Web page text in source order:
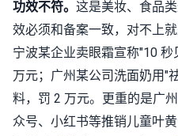
功效不符。 这是美妆、食品
效必须和备案一致，对不上
宁波某企业卖眼霜宣称"10
万元；广州某公司洗面奶用"
料，罚 2 万元。更重的是广
众号、小红书等推销儿童叶